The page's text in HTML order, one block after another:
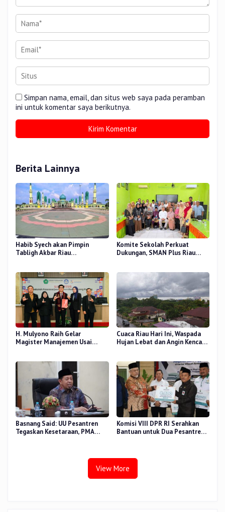
Simpan nama, email, dan situs web saya pada peramban
ini untuk komentar saya berikutnya.
Berita Lainnya
Habib Syech akan Pimpin
Tabligh Akbar Riau
Komite Sekolah Perkuat
Dukungan, SMAN Plus Riau
H. Mulyono Raih Gelar
Magister Manajemen Usai
Cuaca Riau Hari Ini, Waspada
Hujan Lebat dan Angin Kencang
Basnang Said: UU Pesantren
Tegaskan Kesetaraan, PMA
Komisi VIII DPR RI Serahkan
Bantuan untuk Dua Pesantren
View More